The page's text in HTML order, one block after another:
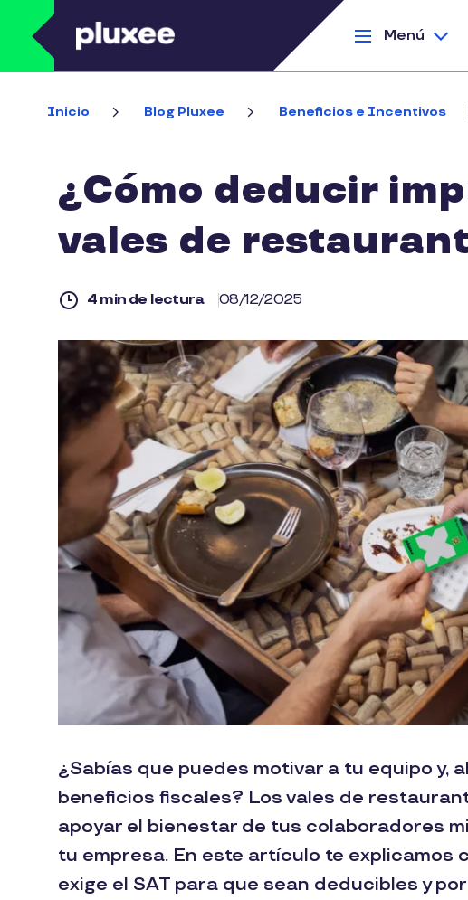
Pasar al contenido principal
Menú
Inicio Blog Pluxee Beneficios e Incentivos
¿Cómo deducir
vales de
4 min de lectura 08/12/2025
¿Sabías que puedes motivar a tu equipo y,
beneficios fiscales? Los vales de
apoyar el bienestar de tus colaboradores
tu empresa. En este artículo te explicamos
exige el SAT para que sean deducibles y